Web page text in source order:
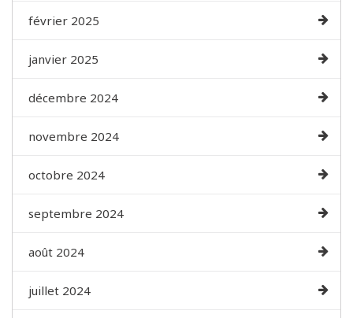
février 2025
janvier 2025
décembre 2024
novembre 2024
octobre 2024
septembre 2024
août 2024
juillet 2024